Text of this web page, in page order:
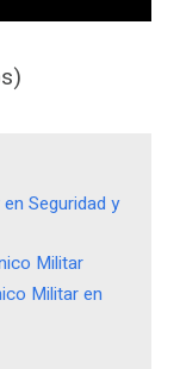
Seguridad y
Militar
Militar en